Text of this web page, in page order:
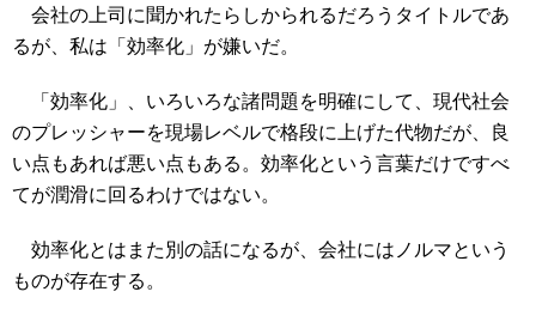
会社の上司に聞かれたらしかられるだろうタイトルであ
るが、私は「効率化」が嫌いだ。
「効率化」、いろいろな諸問題を明確にして、現代社会
のプレッシャーを現場レベルで格段に上げた代物だが、良
い点もあれば悪い点もある。効率化という言葉だけですべ
てが潤滑に回るわけではない。
効率化とはまた別の話になるが、会社にはノルマという
ものが存在する。